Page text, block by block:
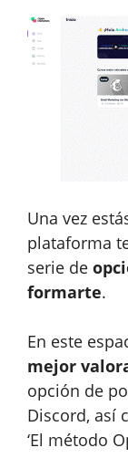
Una vez
plataforma
serie de
formarte.
En este
mejor
opción de
Discord, así
‘El método